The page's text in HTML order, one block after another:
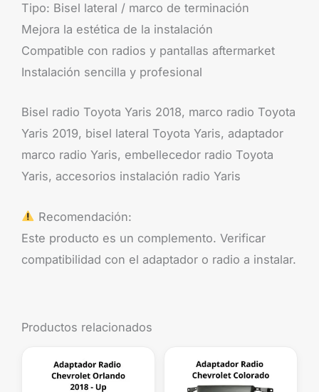
Tipo: Bisel lateral / marco de terminación
Mejora la estética de la instalación
Compatible con radios y pantallas aftermarket
Instalación sencilla y profesional
Bisel radio Toyota Yaris 2018, marco radio Toyota
Yaris 2019, bisel lateral Toyota Yaris, adaptador
marco radio Yaris, embellecedor radio Toyota
Yaris, accesorios instalación radio Yaris
Recomendación:
Este producto es un complemento. Verificar
compatibilidad con el adaptador o radio a instalar.
Productos relacionados